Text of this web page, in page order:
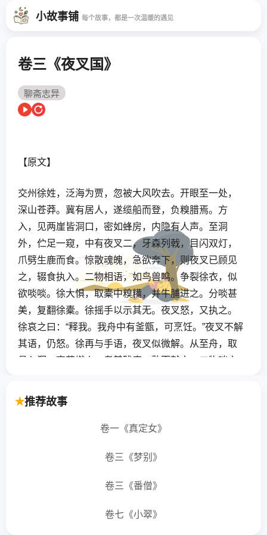
小故事铺 每个故事，都是一次温暖的遇见
卷三《夜叉国》
聊斋志异
【原文】
交州徐姓，泛海为贾，忽被大风吹去。开眼至一处，
深山苍莽。冀有居人，遂缆船而登，负糗腊焉。方
入，见两崖皆洞口，密如蜂房，内隐有人声。至洞
外，伫足一窥，中有夜叉二，牙森列戟，目闪双灯，
爪劈生鹿而食。惊散魂魄，急欲奔下，则夜叉已顾见
之，辍食执入。二物相语，如鸟兽鸣。争裂徐衣，似
欲啖啖。徐大惧，取橐中糗糒，并牛脯进之。分啖甚
美，复翻徐橐。徐摇手以示其无。夜叉怒，又执之。
徐哀之曰：“释我。我舟中有釜甑，可烹饪。”夜叉不解
其语，仍怒。徐再与手语，夜叉似微解。从至舟，取
具入洞，束薪燃火，煮其残鹿，熟而献之。二物啖之
免。
天明，二物出，又杜之。少顷，携一鹿来付徐。徐剥
吞啖讫，共指釜，似嫌其小。过三四日，一夜叉负一
熟，呼徐同啖。居数日，夜叉渐与徐熟，出亦不施禁
锢，聚处如家人。徐渐能察声知意，辄效其音，为夜
推荐故事
卷一《真定女》
卷三《梦别》
卷三《番僧》
卷七《小翠》